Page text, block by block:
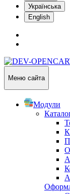
Українська
English
Меню сайта
Модули